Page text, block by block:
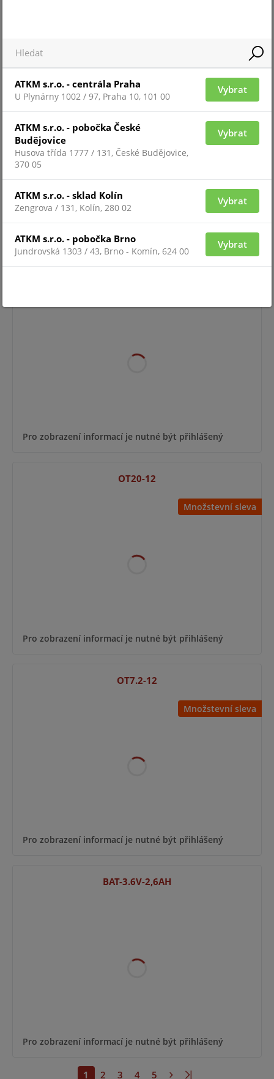
Pro zobrazení informací je nutné být přihlášený
Pro zobrazení informací je nutné být přihlášený
Množstevní sleva
OT20-12
Pro zobrazení informací je nutné být přihlášený
Množstevní sleva
OT7.2-12
Pro zobrazení informací je nutné být přihlášený
BAT-3.6V-2,6AH
Pro zobrazení informací je nutné být přihlášený
1 2 3 4 5
ATKM s.r.o. - centrála Praha
U Plynárny 1002 / 97, Praha 10, 101 00
Vybrat
ATKM s.r.o. - pobočka České
Budějovice
Husova třída 1777 / 131, České Budějovice,
370 05
Vybrat
ATKM s.r.o. - sklad Kolín
Zengrova / 131, Kolín, 280 02
Vybrat
ATKM s.r.o. - pobočka Brno
Jundrovská 1303 / 43, Brno - Komín, 624 00
Vybrat